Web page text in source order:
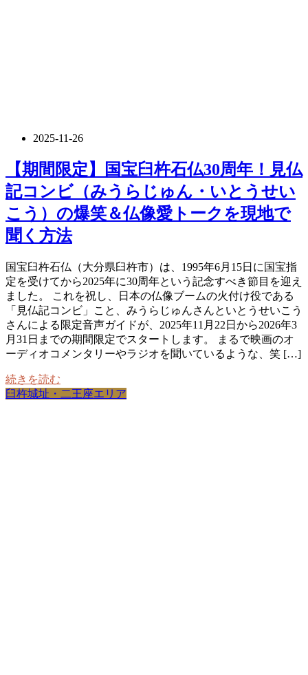
2025-11-26
【期間限定】国宝臼杵石仏30周年！見仏
記コンビ（みうらじゅん・いとうせい
こう）の爆笑＆仏像愛トークを現地で
聞く方法
国宝臼杵石仏（大分県臼杵市）は、1995年6月15日に国宝指
定を受けてから2025年に30周年という記念すべき節目を迎え
ました。 これを祝し、日本の仏像ブームの火付け役である
「見仏記コンビ」こと、みうらじゅんさんといとうせいこう
さんによる限定音声ガイドが、2025年11月22日から2026年3
月31日までの期間限定でスタートします。 まるで映画のオ
ーディオコメンタリーやラジオを聞いているような、笑 […]
続きを読む
臼杵城址・二王座エリア